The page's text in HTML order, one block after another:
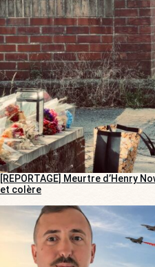
[REPORTAGE] Meurtre d’Henry
et colère